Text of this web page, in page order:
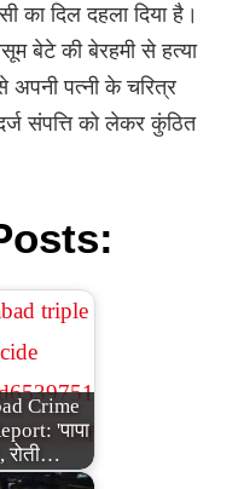
का दिल दहला दिया है।
बेटे की बेरहमी से हत्या
अपनी पत्नी के चरित्र
संपत्ति को लेकर कुंठित
Crime
'पापा
रोती…